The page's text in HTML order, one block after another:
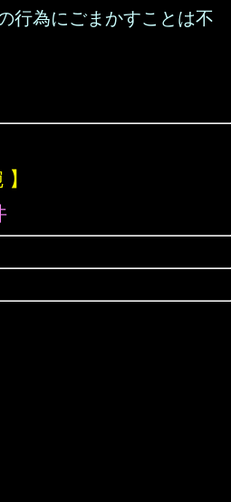
行為にごまかすことは不